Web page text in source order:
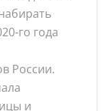
го года
России.
и